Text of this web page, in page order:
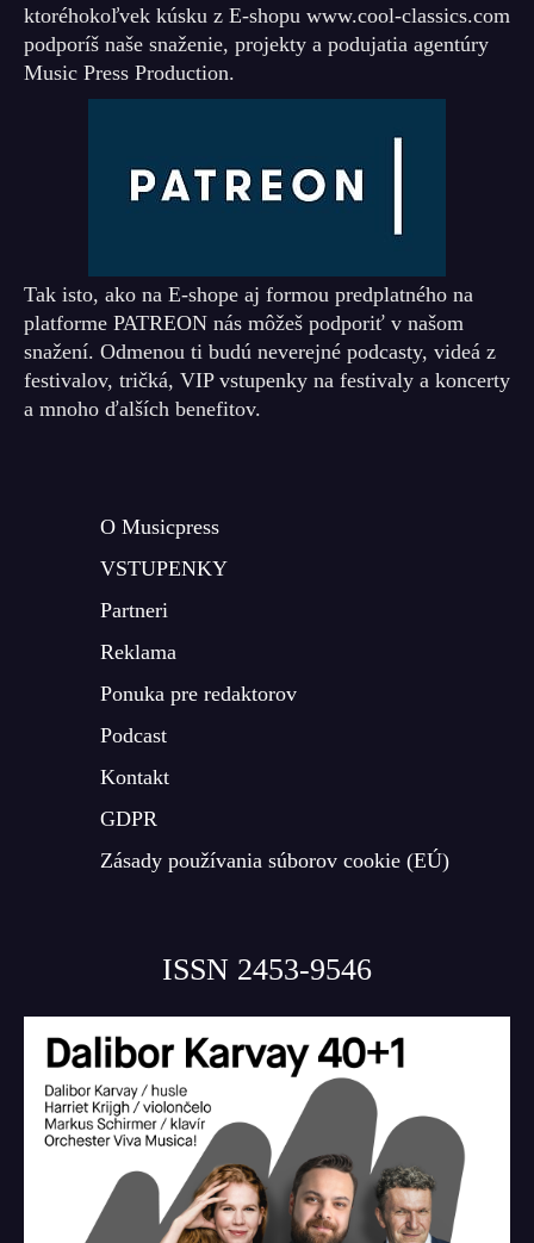
ktoréhokoľvek kúsku z E-shopu www.cool-classics.com
podporíš naše snaženie, projekty a podujatia agentúry
Music Press Production.
Tak isto, ako na E-shope aj formou predplatného na
platforme PATREON nás môžeš podporiť v našom
snažení. Odmenou ti budú neverejné podcasty, videá z
festivalov, tričká, VIP vstupenky na festivaly a koncerty
a mnoho ďalších benefitov.
O Musicpress
VSTUPENKY
Partneri
Reklama
Ponuka pre redaktorov
Podcast
Kontakt
GDPR
Zásady používania súborov cookie (EÚ)
ISSN 2453-9546